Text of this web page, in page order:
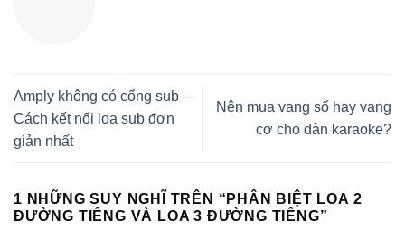
Amply không có cổng sub –
Cách kết nối loa sub đơn
giản nhất
Nên mua vang số hay vang
cơ cho dàn karaoke?
1 NHỮNG SUY NGHĨ TRÊN “ PHÂN BIỆT LOA 2
ĐƯỜNG TIẾNG VÀ LOA 3 ĐƯỜNG TIẾNG”